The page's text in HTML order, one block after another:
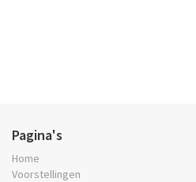
Pagina's
Home
Voorstellingen